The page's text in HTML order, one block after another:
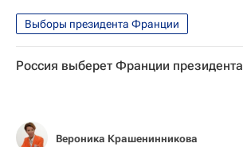
Выборы президента Франции
Марин Ле Пен
Республика Крым
Франция
В мире
ООН
Россия выберет Франции президента
Вероника Крашенинникова